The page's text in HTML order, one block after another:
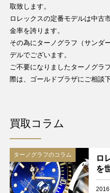
取致します。
ロレックスの定番モデルは中古
金率を誇ります。
その為にターノグラフ（サンダ
デルでございます。
ご不要になりましたターノグラ
際は、ゴールドプラザにご相談
買取コラム
ターノグラフのコラム
ロ
を